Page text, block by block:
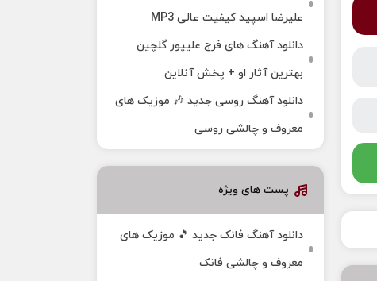
علیرضا اسپید کیفیت عالی MP3
دانلود آهنگ های فرج علیپور گلچین
بهترین آثار او + پخش آنلاین
دانلود آهنگ روسی جدید 🎶 موزیک‌ های
معروف و چالشی روسی
پست های ویژه
دانلود آهنگ فانک جدید 🎵 موزیک‌ های
معروف و چالشی فانک